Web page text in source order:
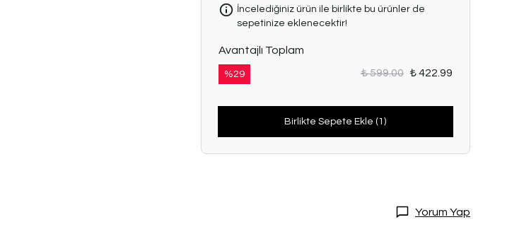
İncelediğiniz ürün ile birlikte bu ürünler de
sepetinize eklenecektir!
Avantajlı Toplam
%29 ₺ 599.00 ₺ 422.99
Birlikte Sepete Ekle (1)
Yorum Yap